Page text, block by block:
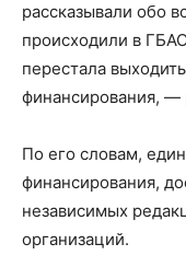
рассказывали обо
происходили в
перестала
финансирования, —
По его словам,
финансирования,
независимых
организаций.